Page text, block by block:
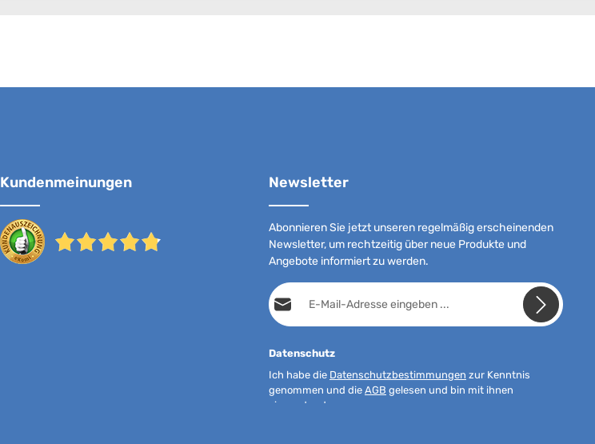
Kundenmeinungen Newsletter
Abonnieren Sie jetzt unseren regelmäßig erscheinenden
Newsletter, um rechtzeitig über neue Produkte und
Angebote informiert zu werden.
E-Mail-Adresse*
Datenschutz
Ich habe die Datenschutzbestimmungen zur Kenntnis
genommen und die AGB gelesen und bin mit ihnen
einverstanden.